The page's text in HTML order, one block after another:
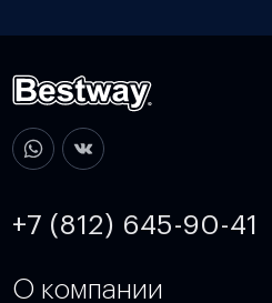
+7 (812) 645-90-41
О компании